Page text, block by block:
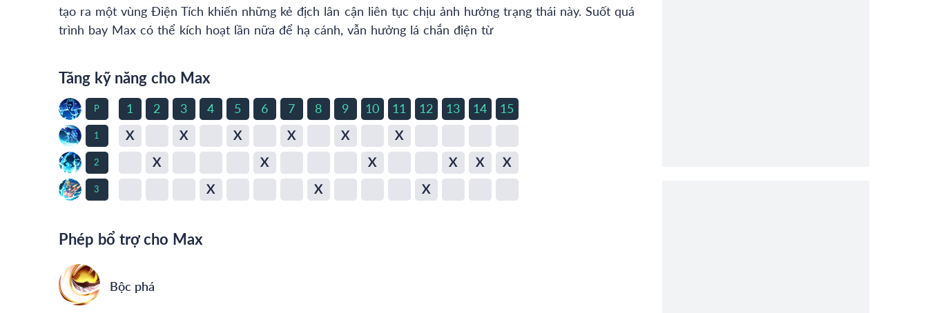
tạo ra một vùng Điện Tích khiến những kẻ địch lân cận liên tục chịu ảnh hưởng trạng thái này. Suốt quá
trình bay Max có thể kích hoạt lần nữa để hạ cánh, vẫn hưởng lá chắn điện từ
Tăng kỹ năng cho Max
P 1 2 3 4 5 6 7 8 9 10 11 12 13 14 15
1 X X X X X X
2 X X X X X X
3 X X X
Phép bổ trợ cho Max
Bộc phá